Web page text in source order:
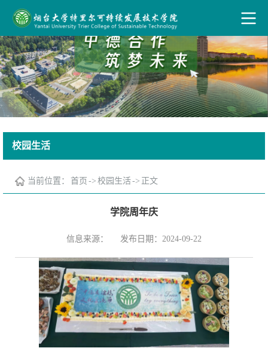
校园生活
当前位置： 首页 -> 校园生活-> 正文
学院周年庆
信息来源： 发布日期：2024-09-22